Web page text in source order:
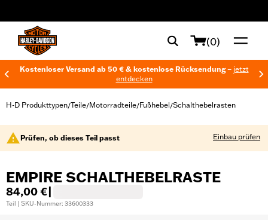
(0)
Kostenloser Versand ab 50 € & kostenlose Rücksendung – jetzt
entdecken
H-D Produkttypen/Teile/Motorradteile/Fußhebel/Schalthebelrasten
Prüfen, ob dieses Teil passt Einbau prüfen
EMPIRE SCHALTHEBELRASTE
84,00 €
Teil | SKU-Nummer: 33600333